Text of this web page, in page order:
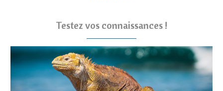
Testez vos connaissances !